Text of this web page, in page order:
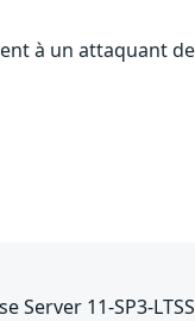
à un attaquant
Server 11-SP3-LTSS